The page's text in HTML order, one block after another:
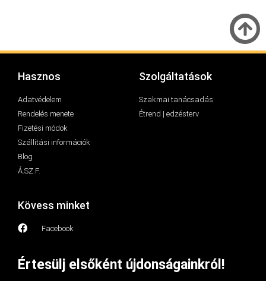
Hasznos
Adatvédelem
Rendelés menete
Fizetési módok
Szállítási információk
Blog
Á.SZ.F.
Szolgáltatások
Szakmai tanácsadás
Étrend | edzésterv
Kövess minket
Facebook
Értesülj elsőként újdonságainkról!